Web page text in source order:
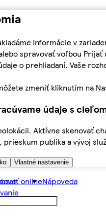
informácie v
spravovať voľbou
o prehliadaní. Vaše
zmeniť kliknutím na
údaje s
Aktívne skenovať
prieskum publika a vývoj
Vlastné nastavenie
onlineNápoveda